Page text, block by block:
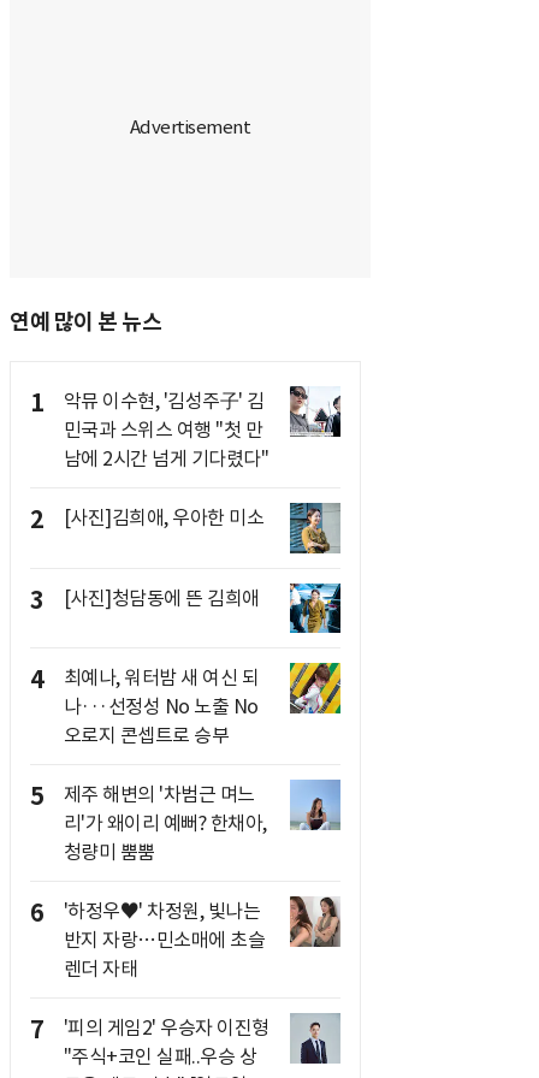
연예 많이 본 뉴스
1
악뮤 이수현, '김성주子' 김
민국과 스위스 여행 "첫 만
남에 2시간 넘게 기다렸다"
2 [사진]김희애, 우아한 미소
3 [사진]청담동에 뜬 김희애
4
최예나, 워터밤 새 여신 되
나···선정성 No 노출 No
오로지 콘셉트로 승부
5
제주 해변의 '차범근 며느
리'가 왜이리 예뻐? 한채아,
청량미 뿜뿜
6
'하정우♥' 차정원, 빛나는
반지 자랑…민소매에 초슬
렌더 자태
7
'피의 게임2' 우승자 이진형
"주식+코인 실패..우승 상